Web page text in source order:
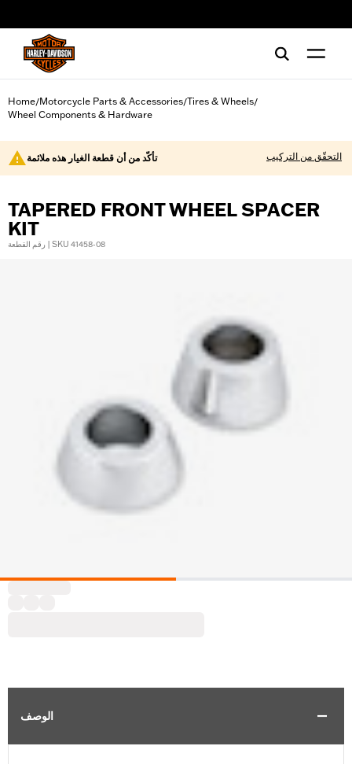
Home/Motorcycle Parts & Accessories/Tires & Wheels/
Wheel Components & Hardware
تأكّد من أن قطعة الغيار هذه ملائمة التحقّق من التركيب
TAPERED FRONT WHEEL SPACER
KIT
رقم القطعة | SKU 41458-08
الوصف